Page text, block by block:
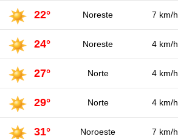
22° Noreste 7 km/h
24° Noreste 4 km/h
27° Norte 4 km/h
29° Norte 4 km/h
31° Noroeste 7 km/h